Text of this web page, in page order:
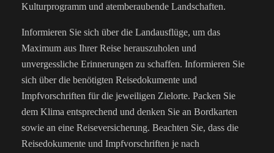
Kulturprogramm und atemberaubende Landschaften.
Informieren Sie sich über die Landausflüge, um das
Maximum aus Ihrer Reise herauszuholen und
unvergessliche Erinnerungen zu schaffen. Informieren Sie
sich über die benötigten Reisedokumente und
Impfvorschriften für die jeweiligen Zielorte. Packen Sie
dem Klima entsprechend und denken Sie an Bordkarten
sowie an eine Reiseversicherung. Beachten Sie, dass die
Reisedokumente und Impfvorschriften je nach